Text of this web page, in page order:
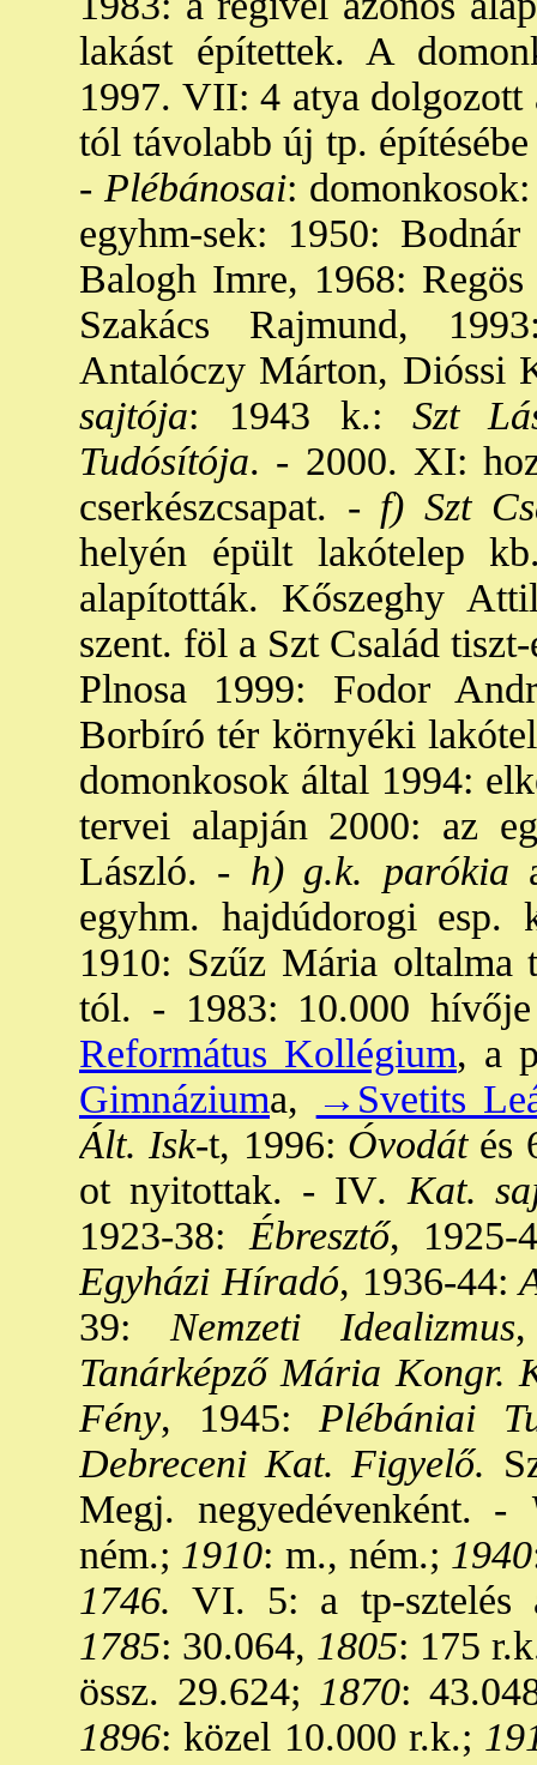
lakást építettek. A
1997. VII: 4 atya dolgozott
tól távolabb új tp.
- Plébánosai:
egyhm-sek: 1950:
Balogh Imre, 1968:
Szakács Rajmund,
Antalóczy Márton, Dióssi
sajtója: 1943 k.: Szt
Tudósítója. - 2000. XI:
cserkészcsapat. - f) Szt
helyén épült lakótelep
alapították. Kőszeghy
szent. föl a Szt Család
Plnosa 1999: Fodor
Borbíró tér környéki
domonkosok által 1994:
tervei alapján 2000: az
László. - h) g.k. parókia
egyhm. hajdúdorogi esp.
1910: Szűz Mária oltalma
tól. - 1983: 10.000
Református Kollégium, a
Gimnáziuma,
→Svetits
Ált. Isk-t, 1996: Óvodátés
ot nyitottak. - IV. Kat.
1923-38: Ébresztő, 1925-
Egyházi Híradó, 1936-44:
39: Nemzeti Idealizmus
Tanárképző Mária Kongr.
Fény, 1945: Plébániai
Debreceni Kat. Figyelő.
Megj. negyedévenként. -
ném.; 1910: m., ném.; 1940
1746. VI. 5: a tp-sztelés
1785: 30.064, 1805: 175
össz. 29.624; 1870:
1896: közel 10.000 r.k.;